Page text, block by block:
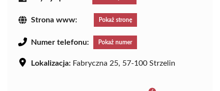
Strona www: Pokaż stronę
Numer telefonu: Pokaż numer
Lokalizacja: Fabryczna 25, 57-100 Strzelin